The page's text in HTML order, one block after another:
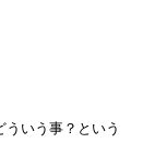
いう事？という